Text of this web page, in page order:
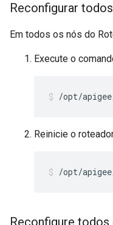
Reconfigurar
Em todos os nós do
Execute o
/opt/
Reinicie o
/opt/
Reconfigure